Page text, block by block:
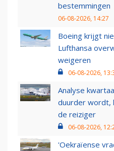
bestemmingen
06-08-2026, 14:27
Boeing krijgt
Lufthansa
weigeren
06-08-2026,
Analyse
duurder wordt,
de reiziger
06-08-2026,
'Oekraïense